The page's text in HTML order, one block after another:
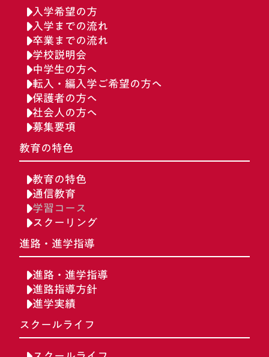
入学希望の方
入学までの流れ
卒業までの流れ
学校説明会
中学生の方へ
転入・編入学ご希望の方へ
保護者の方へ
社会人の方へ
募集要項
教育の特色
教育の特色
通信教育
学習コース
スクーリング
進路・進学指導
進路・進学指導
進路指導方針
進学実績
スクールライフ